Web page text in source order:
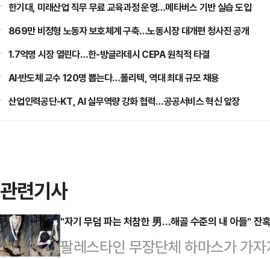
한기대, 미래산업 직무 무료 교육과정 운영…메타버스 기반 실습 도입
869만 비정형 노동자 보호체계 구축…노동시장 대개편 청사진 공개
1.7억명 시장 열린다…한-방글라데시 CEPA 원칙적 타결
AI·반도체 교수 120명 뽑는다…폴리텍, 역대 최대 규모 채용
산업인력공단-KT, AI 실무역량 강화 협력…공공서비스 혁신 앞장
관련기사
"자기 무덤 파는 처참한 男…해골 수준의 내 아들" 잔
팔레스타인 무장단체 하마스가 가